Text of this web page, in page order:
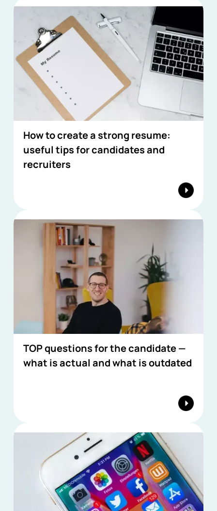
How to create a strong resume:
useful tips for candidates and
recruiters
TOP questions for the candidate —
what is actual and what is outdated